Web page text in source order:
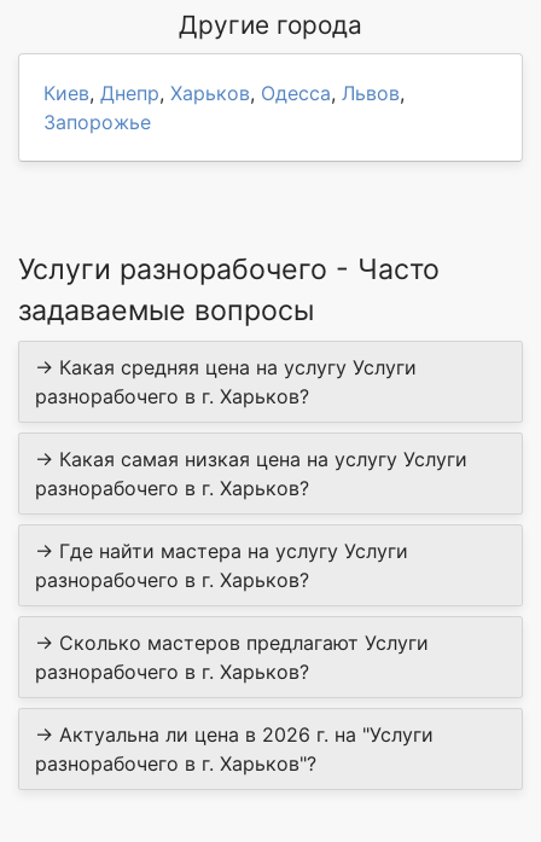
Другие города
Киев, Днепр, Харьков, Одесса, Львов,
Запорожье
Услуги разнорабочего - Часто
задаваемые вопросы
→ Какая средняя цена на услугу Услуги
разнорабочего в г. Харьков?
→ Какая самая низкая цена на услугу Услуги
разнорабочего в г. Харьков?
→ Где найти мастера на услугу Услуги
разнорабочего в г. Харьков?
→ Сколько мастеров предлагают Услуги
разнорабочего в г. Харьков?
→ Актуальна ли цена в 2026 г. на "Услуги
разнорабочего в г. Харьков"?